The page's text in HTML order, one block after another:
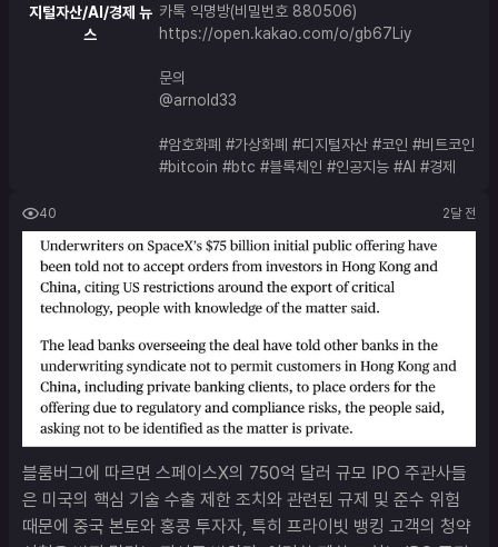
40 2달 전
블룸버그에 따르면 스페이스X의 750억 달러 규모 IPO 주관사들
은 미국의 핵심 기술 수출 제한 조치와 관련된 규제 및 준수 위험
때문에 중국 본토와 홍콩 투자자, 특히 프라이빗 뱅킹 고객의 청약
지털자산/AI/경제 뉴
스
카톡 익명방(비밀번호 880506)
https://open.kakao.com/o/gb67Liy
문의
@arnold33
#암호화폐 #가상화폐 #디지털자산 #코인 #비트코인
#bitcoin #btc #블록체인 #인공지능 #AI #경제